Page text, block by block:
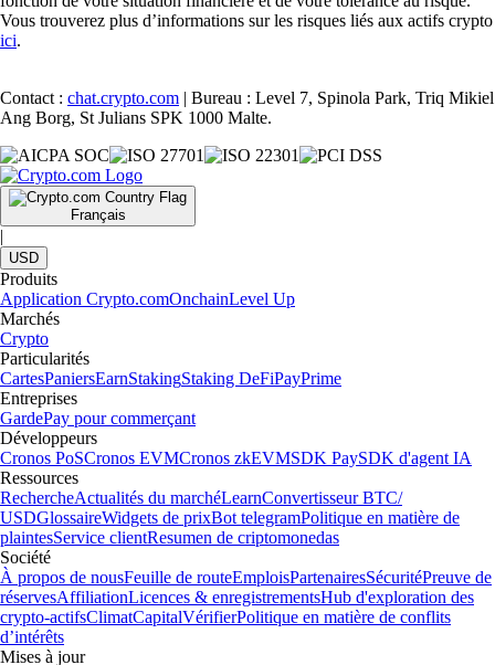
Vous trouverez plus d’informations sur les risques liés aux actifs crypto
ici.
Contact : chat.crypto.com | Bureau : Level 7, Spinola Park, Triq Mikiel
Ang Borg, St Julians SPK 1000 Malte.
Français
|
USD
Produits
Application Crypto.comOnchainLevel Up
Marchés
Crypto
Particularités
CartesPaniersEarnStakingStaking DeFiPayPrime
Entreprises
GardePay pour commerçant
Développeurs
Cronos PoSCronos EVMCronos zkEVMSDK PaySDK d'agent IA
Ressources
RechercheActualités du marchéLearnConvertisseur BTC/
USDGlossaireWidgets de prixBot telegramPolitique en matière de
plaintesService clientResumen de criptomonedas
Société
À propos de nousFeuille de routeEmploisPartenairesSécuritéPreuve de
réservesAffiliationLicences & enregistrementsHub d'exploration des
crypto-actifsClimatCapitalVérifierPolitique en matière de conflits
d’intérêts
Mises à jour